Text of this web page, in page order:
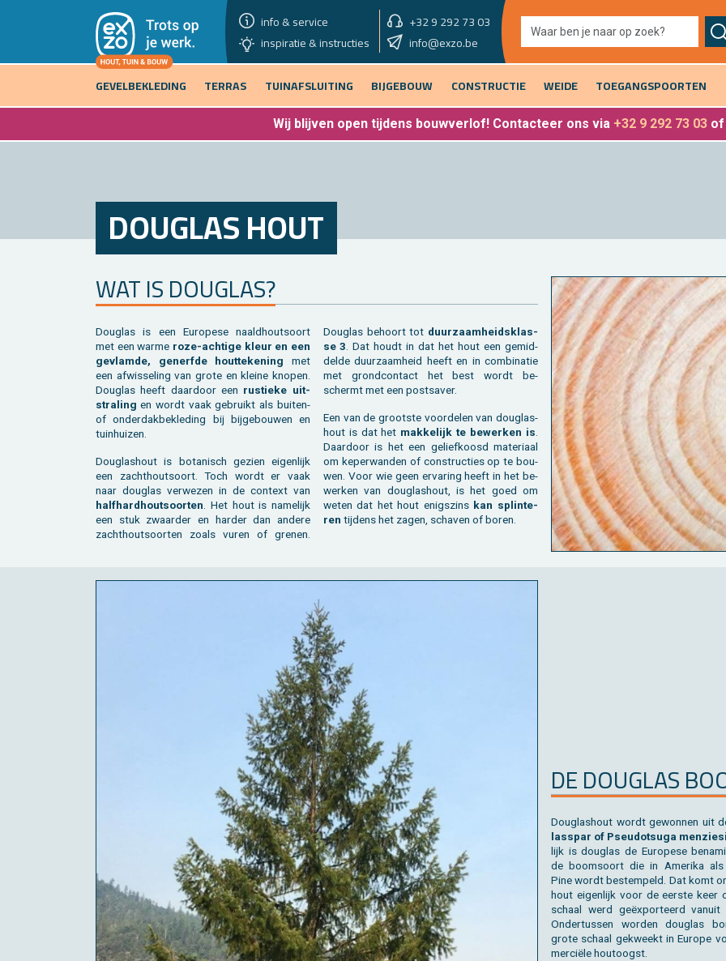
info & service +32 9 292 73 03
showroom vandaag
inspiratie & instructies
info@exzo.be 9u - 12u30 & 13u30 - 17u
GEVELBEKLEDING
TERRAS TUINAFSLUITING BIJGEBOUW CONSTRUCTIE WEIDE TOEGANGSPOORTEN
Wij blijven open tijdens bouwverlof! Contacteer ons via +32 9 292 73 03 of
DOU­G­LAS HOUT
WAT IS DOU­G­LAS?
Dou­g­las is een Eu­ro­pe­se naald­hout­soort
met een warme roze-ach­ti­ge kleur en een
ge­vlam­de, ge­nerf­de hout­te­ke­ning met
een af­wis­se­ling van grote en klei­ne kno­pen.
Dou­g­las heeft daar­door een rus­tie­ke uit­
stra­ling en wordt vaak ge­bruikt als bui­ten-
of on­der­dak­be­kle­ding bij bij­ge­bou­wen en
tuin­hui­zen.
Dou­g­las­hout is bo­ta­nisch ge­zien ei­gen­lijk
een zacht­hout­soort. Toch wordt er vaak
naar dou­g­las ver­we­zen in de con­text van
half­hard­hout­soor­ten . Het hout is na­me­lijk
een stuk zwaar­der en har­der dan an­de­re
zacht­hout­soor­ten zoals vuren of gre­nen.
Dou­g­las be­hoort tot duur­zaam­heids­klas­
se 3 . Dat houdt in dat het hout een ge­mid­
del­de duur­zaam­heid heeft en in com­bi­na­tie
met grond­con­tact het best wordt be­
schermt met een post­sa­ver.
Een van de groot­ste voor­de­len van dou­g­las­
hout is dat het mak­ke­lijk te be­wer­ken is
Daar­door is het een ge­lief­koosd ma­te­ri­aal
om ke­per­wan­den of con­struc­ties op te bou­
wen. Voor wie geen er­va­ring heeft in het be­
wer­ken van dou­g­las­hout, is het goed om
weten dat het hout enigs­zins kan splin­te­
ren tij­dens het zagen, scha­ven of boren.
DE DOU­G­LAS
Dou­g­las­hout wordt ge­won­nen uit
las­spar of Pseu­dotsu­ga
lijk is dou­g­las de Eu­ro­pe­se
de boom­soort die in Ame­ri­ka als
Pine wordt be­stem­peld. Dat komt
hout ei­gen­lijk voor de eer­ste keer
schaal werd geëxpor­teerd van­uit
On­der­tus­sen wor­den dou­g­las
grote schaal ge­kweekt in Eu­ro­pe
mer­ciële hout­oogst.